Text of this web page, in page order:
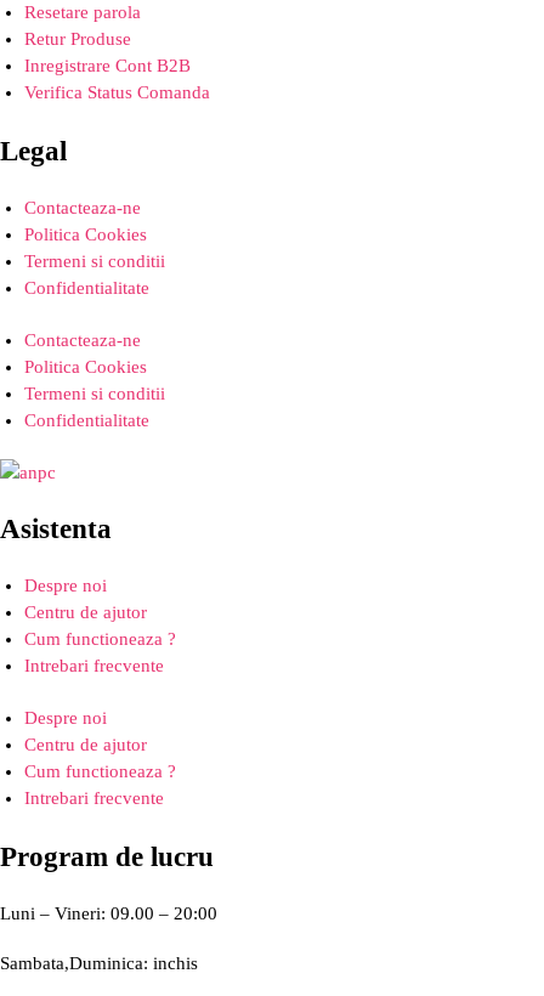
Resetare parola
Retur Produse
Inregistrare Cont B2B
Verifica Status Comanda
Legal
Contacteaza-ne
Politica Cookies
Termeni si conditii
Confidentialitate
Contacteaza-ne
Politica Cookies
Termeni si conditii
Confidentialitate
Asistenta
Despre noi
Centru de ajutor
Cum functioneaza ?
Intrebari frecvente
Despre noi
Centru de ajutor
Cum functioneaza ?
Intrebari frecvente
Program de lucru
Luni – Vineri: 09.00 – 20:00
Sambata,Duminica: inchis